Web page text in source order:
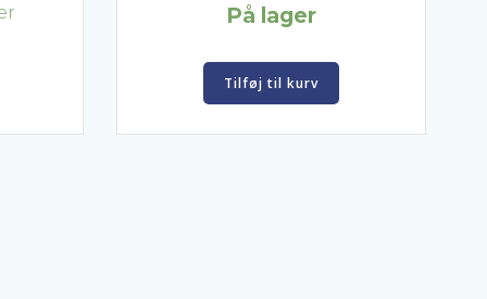
På lager
Tilføj til kurv